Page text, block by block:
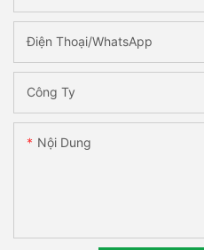
Điện Thoại/WhatsApp
Công Ty
Nội Dung